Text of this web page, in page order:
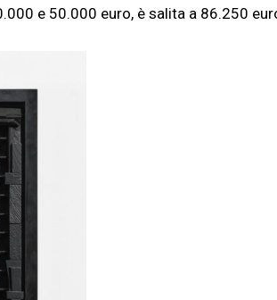
e 50.000 euro, è salita a 86.250